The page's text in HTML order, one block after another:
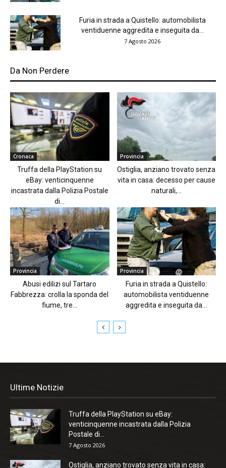
Furia in strada a Quistello: automobilista
ventiduenne aggredita e inseguita da...
7 Agosto 2026
Da Non Perdere
Cronaca
Truffa della PlayStation su
eBay: venticinquenne
incastrata dalla Polizia Postale
di...
Provincia
Ostiglia, anziano trovato senza
vita in casa: decesso per cause
naturali,...
Provincia
Abusi edilizi sul Tartaro
Fabbrezza: crolla la sponda del
fiume, tre...
Provincia
Furia in strada a Quistello:
automobilista ventiduenne
aggredita e inseguita da...
Ultime Notizie
Truffa della PlayStation su eBay:
venticinquenne incastrata dalla Polizia
Postale di...
7 Agosto 2026
Ostiglia, anziano trovato senza vita in casa: